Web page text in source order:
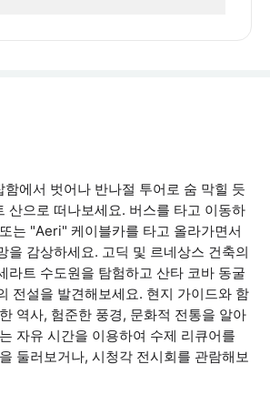
함에서 벗어나 반나절 투어로 숨 막힐 듯
산으로 떠나보세요. 버스를 타고 이동하
는 "Aeri" 케이블카를 타고 올라가면서
을 감상하세요. 고딕 및 르네상스 건축의
라트 수도원을 탐험하고 산타 코바 동굴
전설을 발견해보세요. 현지 가이드와 함
역사, 험준한 풍경, 문화적 전통을 알아
자유 시간을 이용하여 수제 리큐어를
둘러보거나, 시청각 전시회를 관람해보